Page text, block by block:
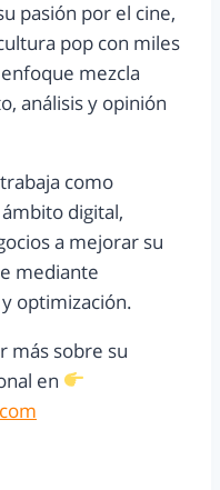
pasión por el cine,
pop con miles
mezcla
análisis y opinión
como
digital,
a mejorar su
mediante
optimización.
más sobre su
en